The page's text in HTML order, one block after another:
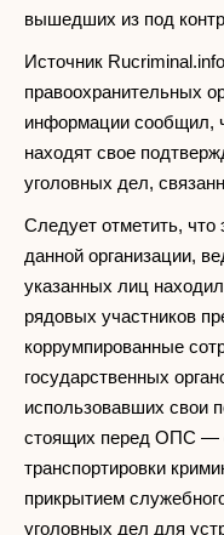
вышедших из под
Источник
правоохранительных
информации сообщил,
находят свое
уголовных дел,
Следует отметить,
данной организации,
указанных лиц
рядовых участников
коррумпированные
государственных
использовавших свои
стоящих перед ОПС —
транспортировки
прикрытием
уголовных дел для